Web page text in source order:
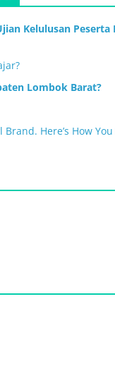
Kelulusan
Lombok Barat?
Brand. Here’s How